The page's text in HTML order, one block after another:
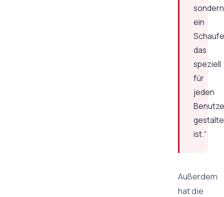
sondern
ein
das
speziell
für
jeden
ist.“
Außerdem
hat die